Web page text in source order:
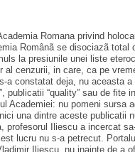
Romana privind
Românã se disociazã
la presiunile unei liste
al cenzurii, in care, ca pe
a constatat deja, nu aceasta
publicatii “quality” sau de
Academiei: nu pomeni sursa
una dintre aceste publicatii
Iliescu a incercat
lucru nu s-a petrecut.
Iliescu, nu inainte de